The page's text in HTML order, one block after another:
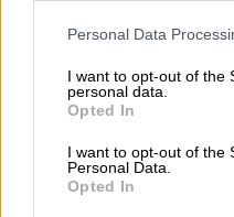
Personal Data
I want to opt-out of the
personal data.
Opted In
I want to opt-out of the
Personal Data.
Opted In
Το εκλογικό «καμπανάκι»
στις αγορές, οι «κρυμμένες»
Ιωάννης Μπολέτης –